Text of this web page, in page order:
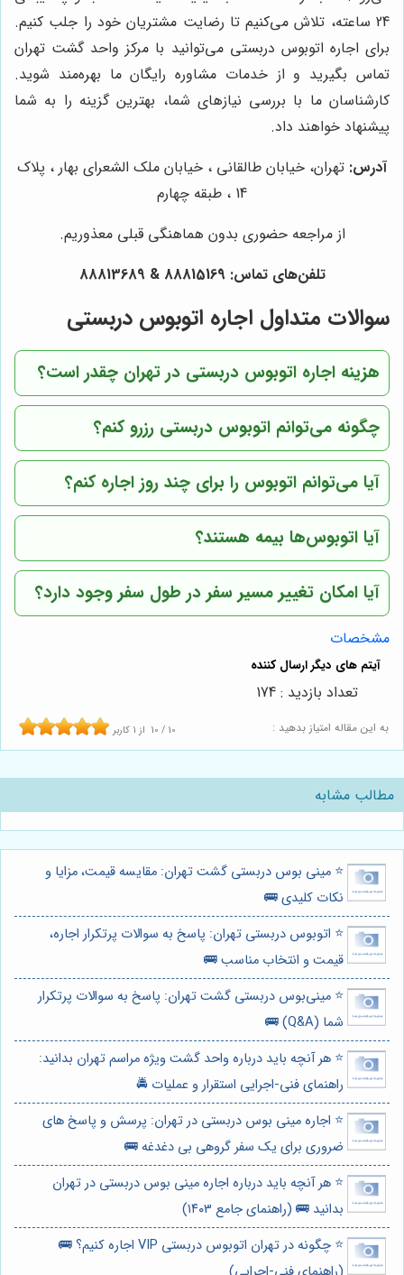
24 ساعته، تلاش می‌کنیم تا رضایت مشتریان خود را جلب کنیم.
برای اجاره اتوبوس دربستی می‌توانید با مرکز واحد گشت تهران
تماس بگیرید و از خدمات مشاوره رایگان ما بهره‌مند شوید.
کارشناسان ما با بررسی نیازهای شما، بهترین گزینه را به شما
پیشنهاد خواهند داد.
آدرس: تهران، خیابان طالقانی ، خیابان ملک الشعرای بهار ، پلاک
14 ، طبقه چهارم
از مراجعه حضوری بدون هماهنگی قبلی معذوریم.
تلفن‌های تماس:88815169
&
88813689
سوالات متداول اجاره اتوبوس دربستی
هزینه اجاره اتوبوس دربستی در تهران چقدر است؟
چگونه می‌توانم اتوبوس دربستی رزرو کنم؟
آیا می‌توانم اتوبوس را برای چند روز اجاره کنم؟
آیا اتوبوس‌ها بیمه هستند؟
آیا امکان تغییر مسیر سفر در طول سفر وجود دارد؟
مشخصات
به این مقاله امتیاز بدهید : 10 / 10 از 1 کاربر
تعداد بازدید : 174
مطالب مشابه
⭐️ مینی بوس دربستی گشت تهران: مقایسه قیمت، مزایا و
نکات کلیدی 🚌
⭐️ اتوبوس دربستی تهران: پاسخ به سوالات پرتکرار اجاره،
قیمت و انتخاب مناسب 🚌
⭐️ مینی‌بوس دربستی گشت تهران: پاسخ به سوالات پرتکرار
شما (Q&A) 🚌
⭐️ هر آنچه باید درباره واحد گشت ویژه مراسم تهران بدانید:
راهنمای فنی-اجرایی استقرار و عملیات 🚔
⭐️ اجاره مینی بوس دربستی در تهران: پرسش و پاسخ های
ضروری برای یک سفر گروهی بی دغدغه 🚌
⭐️ هر آنچه باید درباره اجاره مینی بوس دربستی در تهران
بدانید 🚌 (راهنمای جامع ۱۴۰۳)
⭐️ چگونه در تهران اتوبوس دربستی VIP اجاره کنیم؟ 🚌